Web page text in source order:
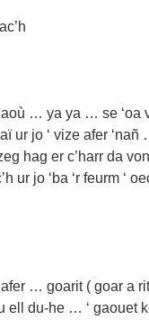
… ya ya … se ‘oa
ur jo ‘ vize afer ‘nañ
hag er c’harr da
ur jo ‘ba ‘r feurm ‘
… goarit ( goar a
ell du-he … ‘ gaouet